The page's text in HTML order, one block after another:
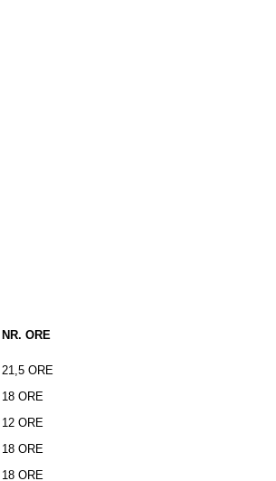
NR. ORE
21,5 ORE
18 ORE
12 ORE
18 ORE
18 ORE